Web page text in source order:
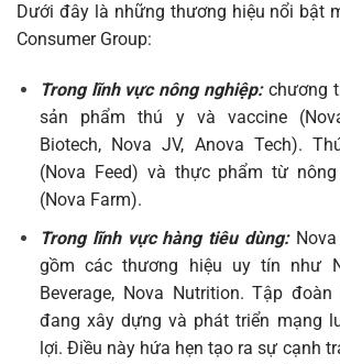
Dưới đây là những thương hiệu nổi bật
Consumer Group:
Trong lĩnh vực nông nghiệp:chương
sản phẩm thú y và vaccine
Biotech, Nova JV, Anova Tech).
(Nova Feed) và thực phẩm từ
(Nova Farm).
Trong lĩnh vực hàng tiêu dùng:Nova
gồm các thương hiệu uy tín như
Beverage, Nova Nutrition. Tập đoàn
đang xây dựng và phát triển mạng
lợi. Điều này hứa hẹn tạo ra sự cạnh